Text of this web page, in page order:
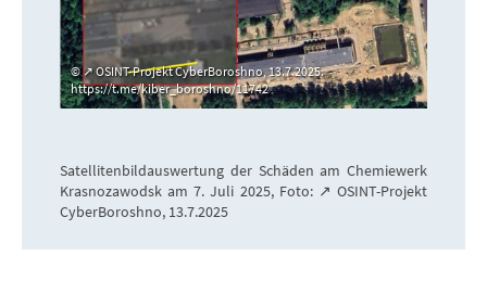
↗ OSINT-Projekt CyberBoroshno, 13.7.2025.
https://t.me/kiber_boroshno/11742
Satellitenbildauswertung der Schäden am Chemiewerk
Krasnozawodsk am 7. Juli 2025, Foto: ↗ OSINT-Projekt
CyberBoroshno, 13.7.2025